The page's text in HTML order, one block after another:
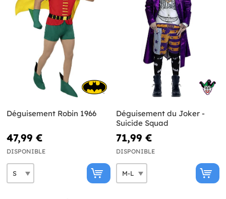
Déguisement Robin 1966
47,99 €
DISPONIBLE
Déguisement du Joker -
Suicide Squad
71,99 €
DISPONIBLE